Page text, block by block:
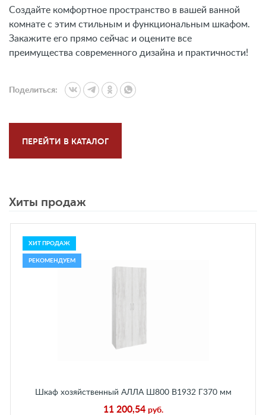
Создайте комфортное пространство в вашей ванной
комнате с этим стильным и функциональным шкафом.
Закажите его прямо сейчас и оцените все
преимущества современного дизайна и практичности!
Поделиться:
ПЕРЕЙТИ В КАТАЛОГ
Хиты продаж
ХИТ ПРОДАЖ
РЕКОМЕНДУЕМ
Шкаф хозяйственный АЛЛА Ш800 В1932 Г370 мм
11 200,54 руб.